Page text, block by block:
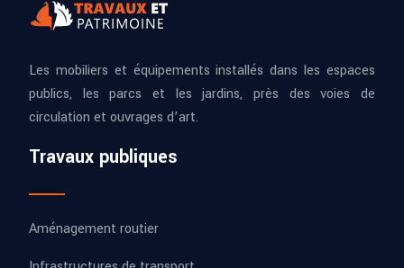
Les mobiliers et équipements installés dans les espaces
publics, les parcs et les jardins, près des voies de
circulation et ouvrages d’art.
Travaux publiques
Aménagement routier